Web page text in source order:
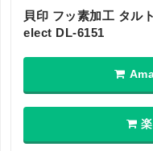
貝印 フッ素加工 タル
elect DL-6151